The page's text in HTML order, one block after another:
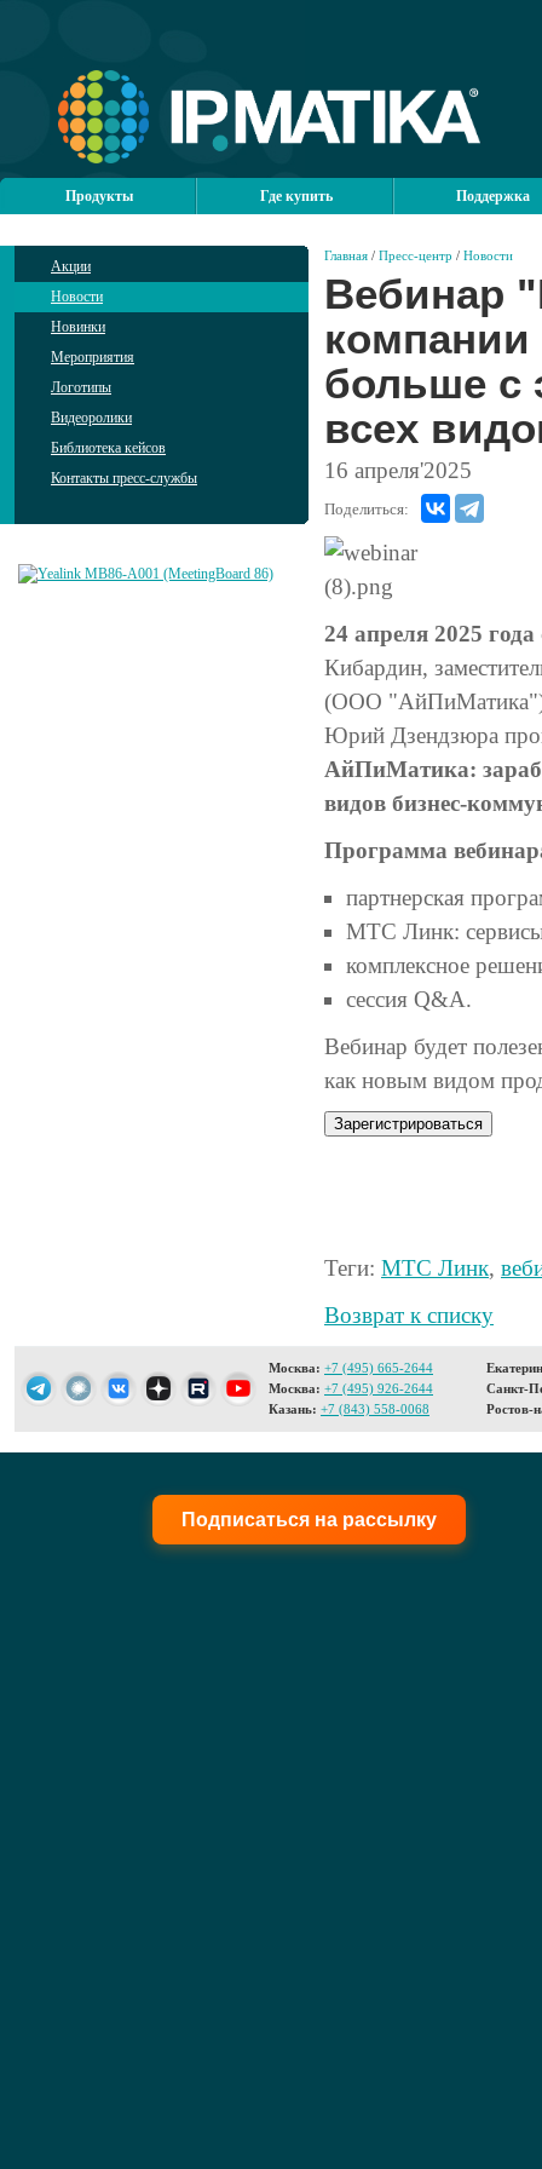
Продукты Где купить Поддержка
Акции
Новости
Новинки
Мероприятия
Логотипы
Видеоролики
Библиотека кейсов
Контакты пресс-службы
Главная / Пресс-центр / Новости
Вебинар
больше с
всех
16 апреля'2025
Поделиться:
24 апреля 2025 года
Кибардин,
(ООО "АйПиМатика")
Юрий Дзендзюра
АйПиМатика:
видов бизнес-
Программа
партнерская
МТС Линк:
комплексное
сессия Q&A.
Вебинар будет
как новым видом
Зарегистрироваться
Теги: МТС Линк,
Возврат к списку
Москва: +7 (495) 665-2644
Москва: +7 (495) 926-2644
Казань: +7 (843) 558-0068
Санкт-
Ростов-
Подписаться на рассылку